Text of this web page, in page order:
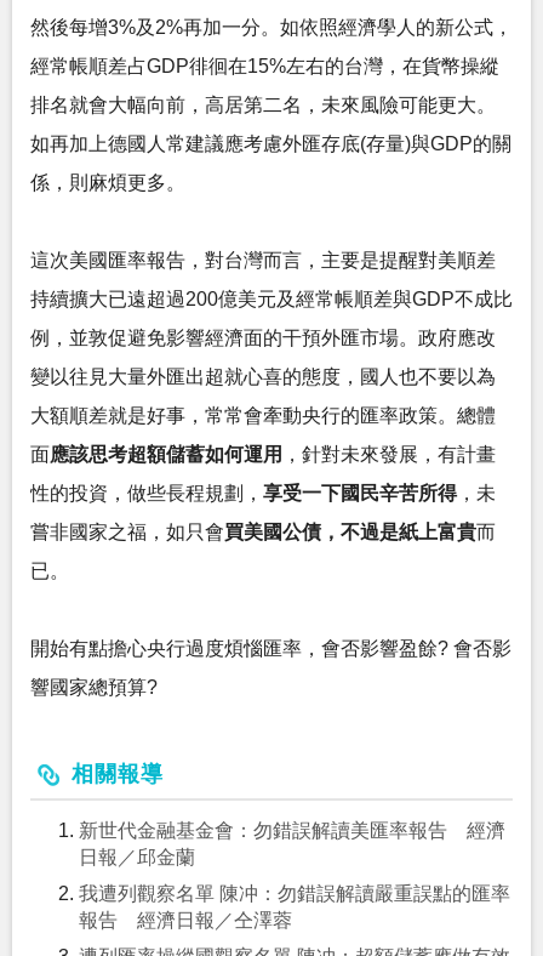
然後每增3%及2%再加一分。如依照經濟學人的新公式，
經常帳順差占GDP徘徊在15%左右的台灣，在貨幣操縱
排名就會大幅向前，高居第二名，未來風險可能更大。
如再加上德國人常建議應考慮外匯存底(存量)與GDP的關
係，則麻煩更多。
這次美國匯率報告，對台灣而言，主要是提醒對美順差
持續擴大已遠超過200億美元及經常帳順差與GDP不成比
例，並敦促避免影響經濟面的干預外匯市場。政府應改
變以往見大量外匯出超就心喜的態度，國人也不要以為
大額順差就是好事，常常會牽動央行的匯率政策。總體
面應該思考超額儲蓄如何運用 ，針對未來發展，有計畫
性的投資，做些長程規劃， 享受一下國民辛苦所得，未
嘗非國家之福，如只會買美國公債，不過是紙上富貴而
已。
開始有點擔心央行過度煩惱匯率，會否影響盈餘? 會否影
響國家總預算?
相關報導
新世代金融基金會：勿錯誤解讀美匯率報告 經濟
日報／邱金蘭
我遭列觀察名單 陳冲：勿錯誤解讀嚴重誤點的匯率
報告 經濟日報／仝澤蓉